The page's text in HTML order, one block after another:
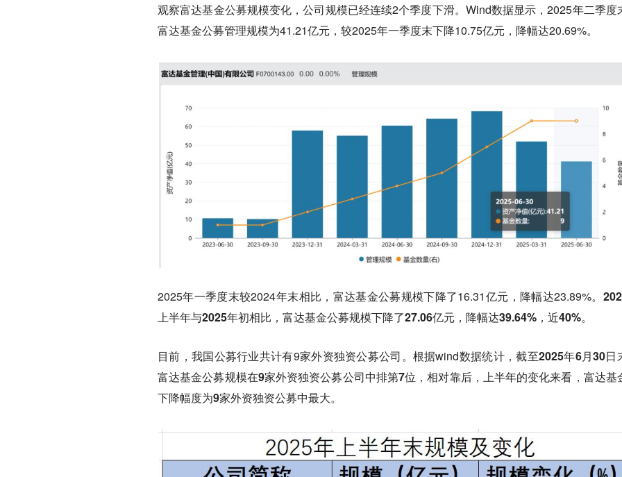
观察富达基金公募规模变化，公司规模已经连续2个季度下滑。Wind数据显示，2025年二季度
富达基金公募管理规模为41.21亿元，较2025年一季度末下降10.75亿元，降幅达20.69%。
2025年一季度末较2024年末相比，富达基金公募规模下降了16.31亿元，降幅达23.89%。
上半年与2025年初相比，富达基金公募规模下降了27.06亿元，降幅达39.64%，近40%。
目前，我国公募行业共计有9家外资独资公募公司。根据wind数据统计，截至2025年6月30日
富达基金公募规模在9家外资独资公募公司中排第7位，相对靠后，上半年的变化来看，富达基
下降幅度为9家外资独资公募中最大。